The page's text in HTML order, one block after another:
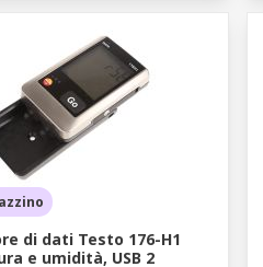
di dati Testo 176-H1
e umidità, USB 2